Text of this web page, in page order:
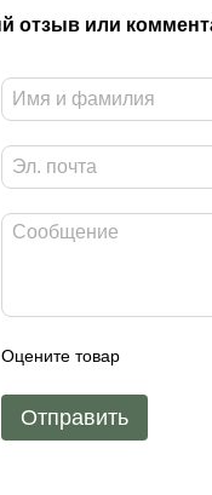
отзыв или
Оцените товар
Отправить